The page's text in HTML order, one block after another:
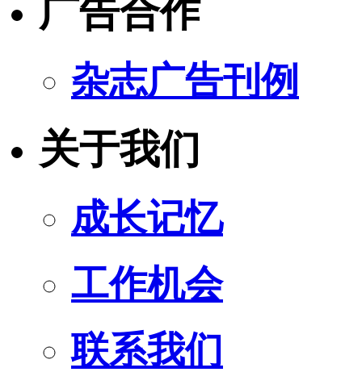
广告合作
杂志广告刊例
关于我们
成长记忆
工作机会
联系我们